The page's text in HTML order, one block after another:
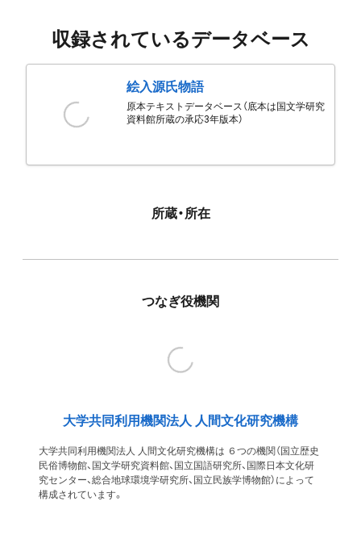
収録されているデータベース
絵入源氏物語
原本テキストデータベース（底本は国文学研究
資料館所蔵の承応3年版本）
所蔵・所在
つなぎ役機関
大学共同利用機関法人 人間文化研究機構
大学共同利用機関法人 人間文化研究機構は ６つの機関（国立歴史
民俗博物館、国文学研究資料館、国立国語研究所、国際日本文化研
究センター、総合地球環境学研究所、国立民族学博物館）によって
構成されています。